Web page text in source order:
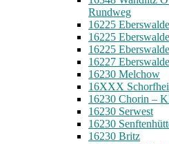
Rundweg
16225 Eberswalde
16225
16225
16227
16230 Melchow
16XXX
16230 Chorin –
16230 Serwest
16230
16230 Britz